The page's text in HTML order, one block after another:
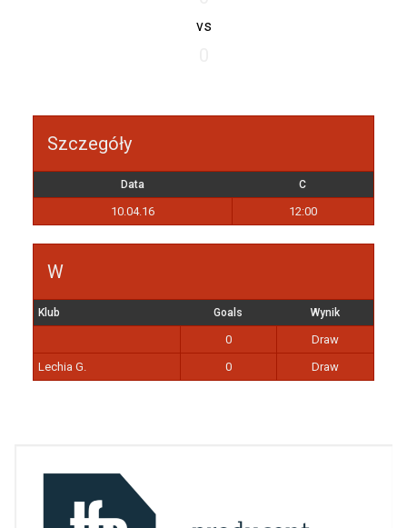
vs
Szczegóły
Data C
10.04.16 12:00
W
Klub Goals Wynik
0
Draw
Lechia G.
0 Draw